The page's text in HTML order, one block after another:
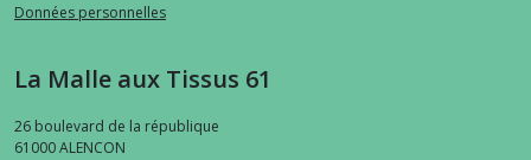
Données personnelles
La Malle aux Tissus 61
26 boulevard de la république
61000ALENCON